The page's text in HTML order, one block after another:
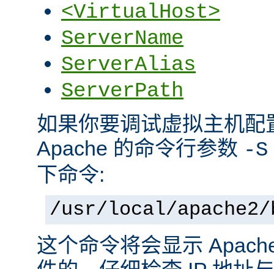
<VirtualHost>
ServerName
ServerAlias
ServerPath
如果你要调试虚拟主机配
Apache 的命令行参数 -S
下命令:
/usr/local/
这个命令将会显示